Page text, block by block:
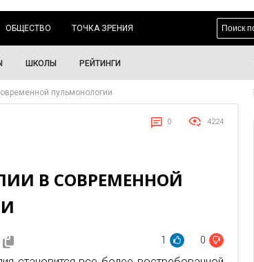
ОБЩЕСТВО ТОЧКА ЗРЕНИЯ
ШКОЛЫ РЕЙТИНГИ
пульмонологии
0 4224
В СОВРЕМЕННОЙ
1 0